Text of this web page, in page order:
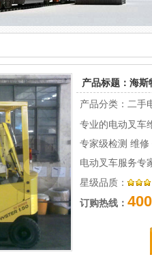
产品标题：海
产品分类：二手
专业的电动叉车
专家级检测 维修
电动叉车服务专
星级品质：
订购热线：